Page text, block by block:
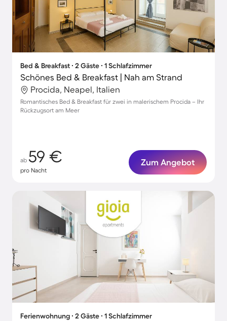
Bed & Breakfast ∙ 2 Gäste ∙ 1 Schlafzimmer
Schönes Bed & Breakfast | Nah am Strand
Procida, Neapel, Italien
Romantisches Bed & Breakfast für zwei in malerischem Procida – Ihr
Rückzugsort am Meer
ab 59 €
pro Nacht
Zum Angebot
Ferienwohnung ∙ 2 Gäste ∙ 1 Schlafzimmer